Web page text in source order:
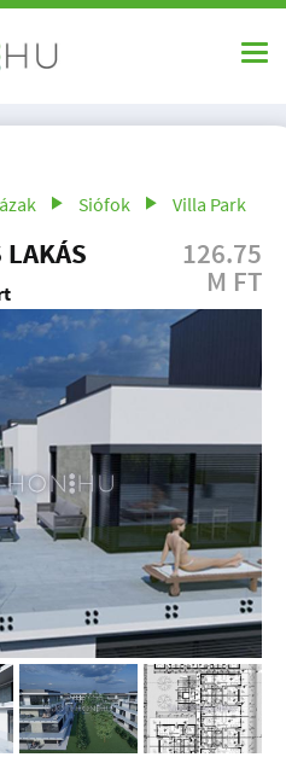
Siófok Villa Park
LAKÁS 126.75
M FT